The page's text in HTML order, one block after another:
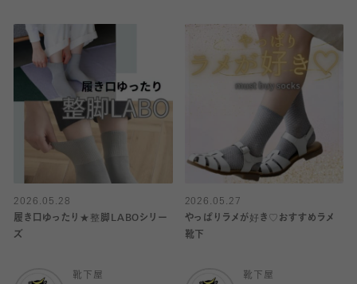
2026.05.28
履き口ゆったり★整脚LABOシリー
ズ
靴下屋
2026.05.27
やっぱりラメが好き♡おすすめラメ
靴下
靴下屋